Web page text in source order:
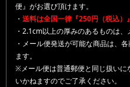
便』がお選び頂けます。
・ 送料は全国一律『250円（税込）』
・2.1cm以上の厚みのあるものは、
・メール便発送が可能な商品は、
ます。
※メール便は普通郵便と同じ扱いに
いかねますのでご了承ください。